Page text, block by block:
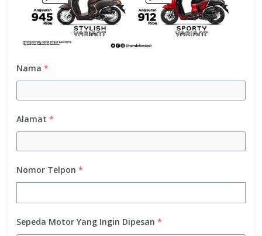
Nama *
Alamat *
Nomor Telpon *
Sepeda Motor Yang Ingin Dipesan *